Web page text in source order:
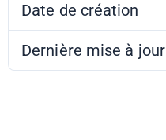
Date de création
Dernière mise à jour